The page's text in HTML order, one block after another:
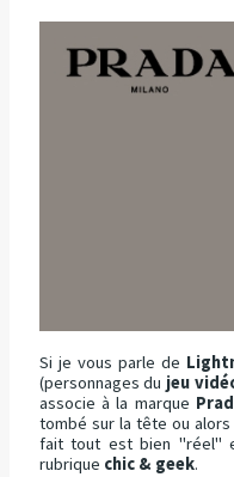
Si je vous parle de
(personnages du jeu
associe à la marque
tombé sur la tête ou
fait tout est bien "réel"
rubrique chic & geek.